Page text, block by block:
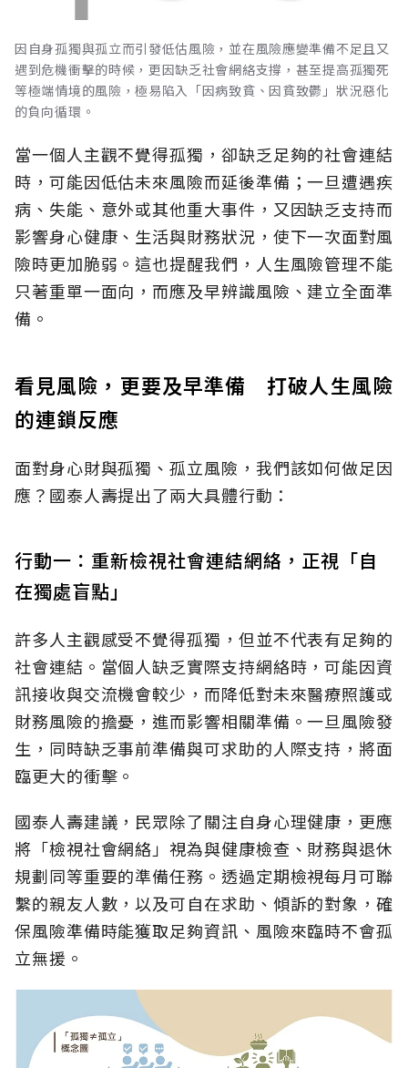
因自身孤獨與孤立而引發低估風險，並在風險應變準備不足且又
遇到危機衝擊的時候，更因缺乏社會網絡支撐，甚至提高孤獨死
等極端情境的風險，極易陷入「因病致貧、因貧致鬱」狀況惡化
的負向循環。
當一個人主觀不覺得孤獨，卻缺乏足夠的社會連結
時，可能因低估未來風險而延後準備；一旦遭遇疾
病、失能、意外或其他重大事件，又因缺乏支持而
影響身心健康、生活與財務狀況，使下一次面對風
險時更加脆弱。這也提醒我們，人生風險管理不能
只著重單一面向，而應及早辨識風險、建立全面準
備。
看見風險，更要及早準備 打破人生風險
的連鎖反應
面對身心財與孤獨、孤立風險，我們該如何做足因
應？國泰人壽提出了兩大具體行動：
行動一：重新檢視社會連結網絡，正視「自
在獨處盲點」
許多人主觀感受不覺得孤獨，但並不代表有足夠的
社會連結。當個人缺乏實際支持網絡時，可能因資
訊接收與交流機會較少，而降低對未來醫療照護或
財務風險的擔憂，進而影響相關準備。一旦風險發
生，同時缺乏事前準備與可求助的人際支持，將面
臨更大的衝擊。
國泰人壽建議，民眾除了關注自身心理健康，更應
將「檢視社會網絡」視為與健康檢查、財務與退休
規劃同等重要的準備任務。透過定期檢視每月可聯
繫的親友人數，以及可自在求助、傾訴的對象，確
保風險準備時能獲取足夠資訊、風險來臨時不會孤
立無援。